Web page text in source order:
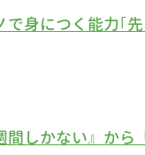
で身につく能力｢
間しかない』か